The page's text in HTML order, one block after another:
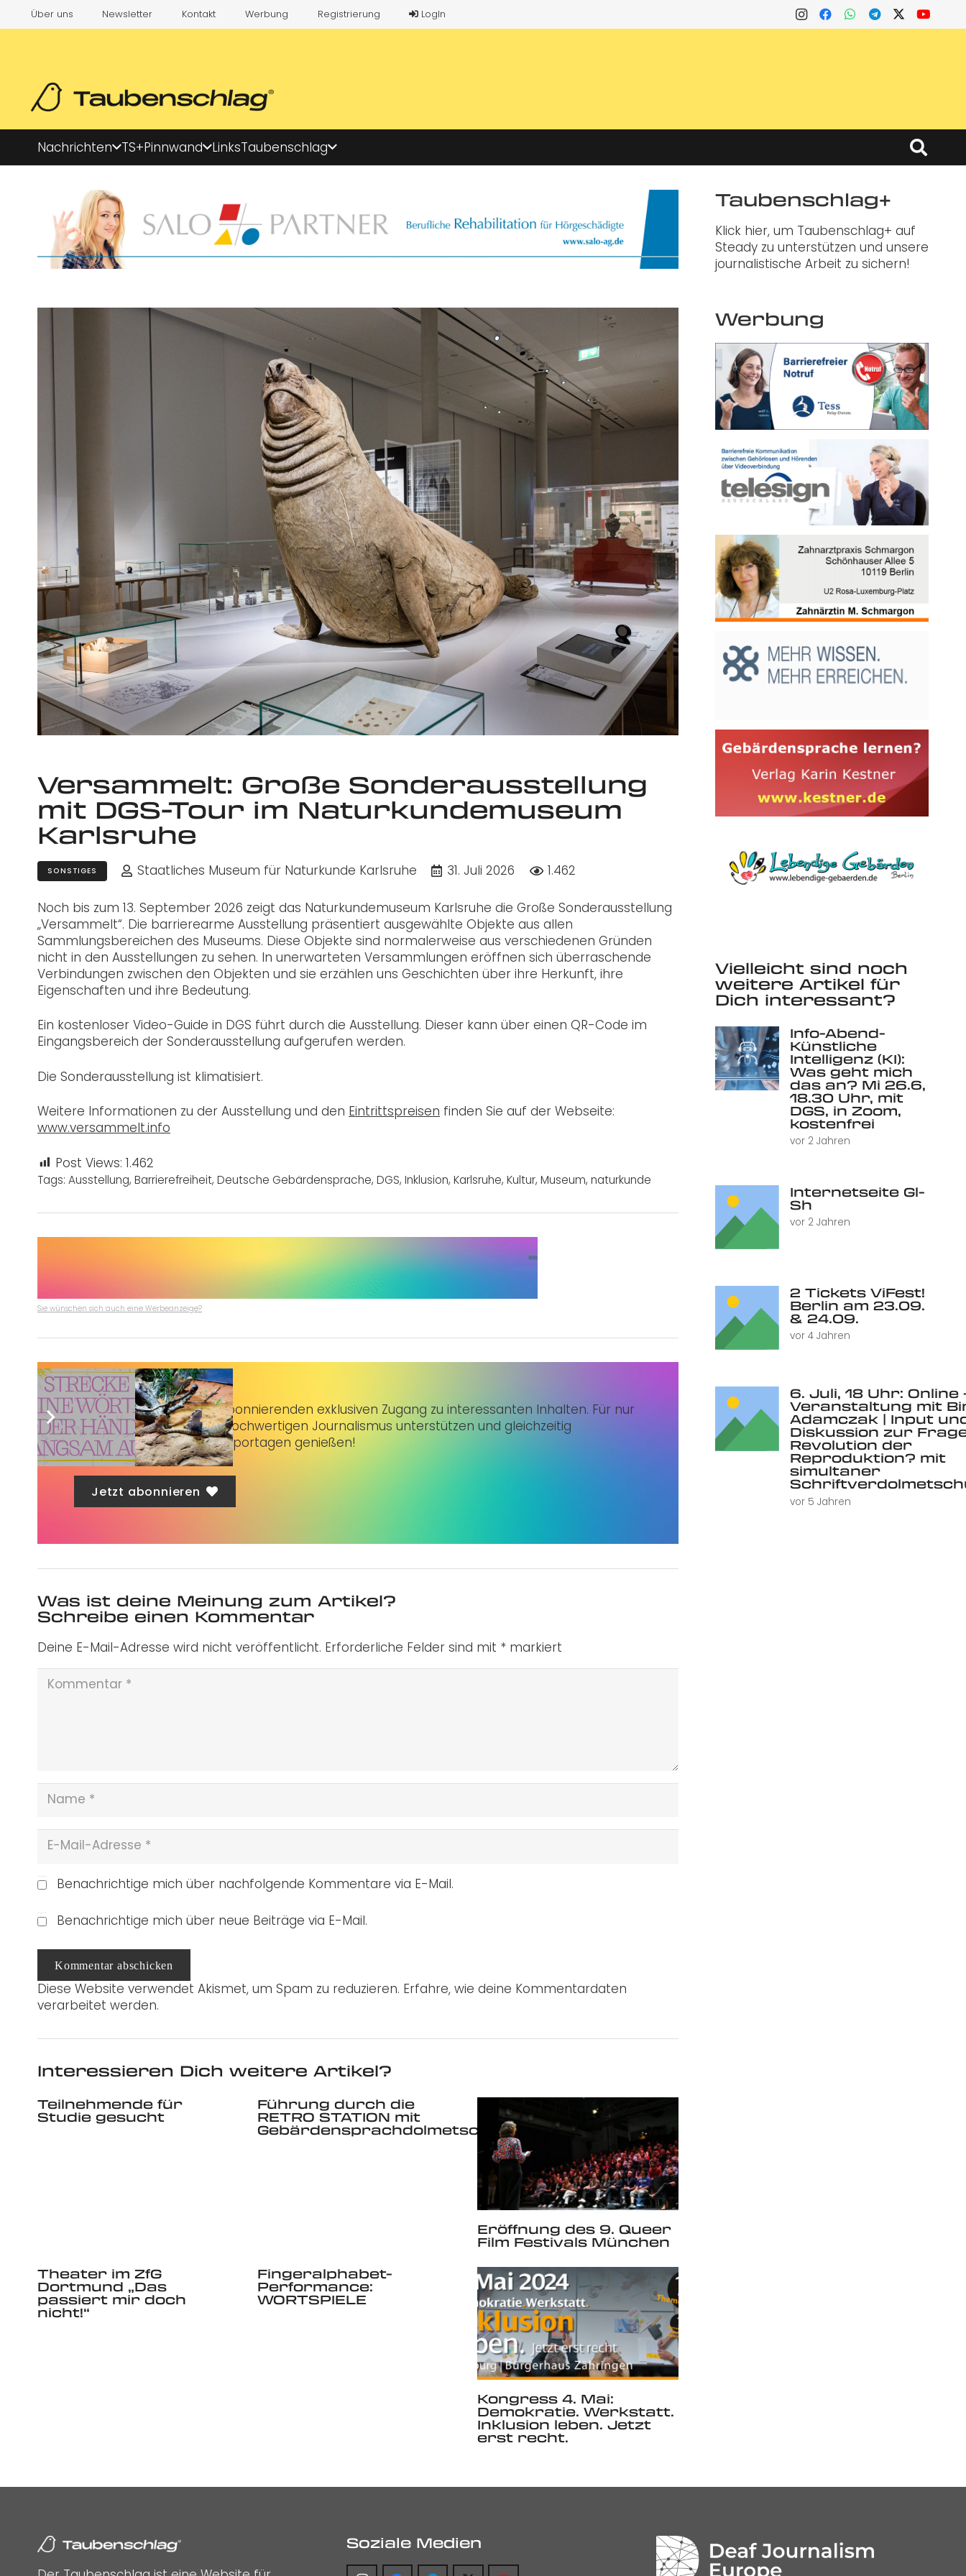
Über uns Newsletter Kontakt Werbung Registrierung LogIn
Nachrichten TS+Pinnwand LinksTaubenschlag
Versammelt: Große Sonderausstellung
mit DGS-Tour im Naturkundemuseum
Karlsruhe
SONSTIGES Staatliches Museum für Naturkunde Karlsruhe 31. Juli 2026 1.462
Noch bis zum 13. September 2026 zeigt das Naturkundemuseum Karlsruhe die Große Sonderausstellung
„Versammelt“. Die barrierearme Ausstellung präsentiert ausgewählte Objekte aus allen
Sammlungsbereichen des Museums. Diese Objekte sind normalerweise aus verschiedenen Gründen
nicht in den Ausstellungen zu sehen. In unerwarteten Versammlungen eröffnen sich überraschende
Verbindungen zwischen den Objekten und sie erzählen uns Geschichten über ihre Herkunft, ihre
Eigenschaften und ihre Bedeutung.
Ein kostenloser Video-Guide in DGS führt durch die Ausstellung. Dieser kann über einen QR-Code im
Eingangsbereich der Sonderausstellung aufgerufen werden.
Die Sonderausstellung ist klimatisiert.
Weitere Informationen zu der Ausstellung und den Eintrittspreisen finden Sie auf der Webseite:
www.versammelt.info
Post Views: 1.462
Tags: Ausstellung, Barrierefreiheit, Deutsche Gebärdensprache, DGS, Inklusion, Karlsruhe, Kultur, Museum, naturkunde
Sie wünschen sich auch eine Werbeanzeige?
Taubenschlag+bietet Abonnierenden exklusiven Zugang zu interessanten Inhalten. Für nur
3 € im Monat kannst du hochwertigen Journalismus unterstützen und gleichzeitig
erstklassige Artikel und Reportagen genießen!
Jetzt abonnieren
Was ist deine Meinung zum Artikel?
Schreibe einen Kommentar
Deine E-Mail-Adresse wird nicht veröffentlicht. Erforderliche Felder sind mit * markiert
Benachrichtige mich über nachfolgende Kommentare via E-Mail.
Benachrichtige mich über neue Beiträge via E-Mail.
Kommentar abschicken
Diese Website verwendet Akismet, um Spam zu reduzieren. Erfahre, wie deine Kommentardaten
verarbeitet werden.
Interessieren Dich weitere Artikel?
Teilnehmende für
Studie gesucht
Führung durch die
RETRO STATION mit
Gebärdensprachdolmetscherin
Eröffnung des 9. Queer
Film Festivals München
Theater im ZfG
Dortmund „Das
passiert mir doch
nicht!“
Fingeralphabet-
Performance:
WORTSPIELE
Kongress 4. Mai:
Demokratie. Werkstatt.
Inklusion leben. Jetzt
erst recht.
Taubenschlag+
Klick hier, um Taubenschlag+ auf
Steady zu unterstützen und unsere
journalistische Arbeit zu sichern!
Werbung
Vielleicht sind noch
weitere Artikel für
Dich interessant?
Info-Abend-
Künstliche
Intelligenz (KI):
Was geht mich
das an? Mi 26.6,
18.30 Uhr, mit
DGS, in Zoom,
kostenfrei
vor 2 Jahren
Internetseite Gl-
Sh
vor 2 Jahren
2 Tickets ViFest!
Berlin am 23.09.
& 24.09.
vor 4 Jahren
6. Juli, 18 Uhr: Online
Veranstaltung mit
Adamczak | Input
Diskussion zur
Revolution der
Reproduktion? mit
simultaner
vor 5 Jahren
Soziale Medien